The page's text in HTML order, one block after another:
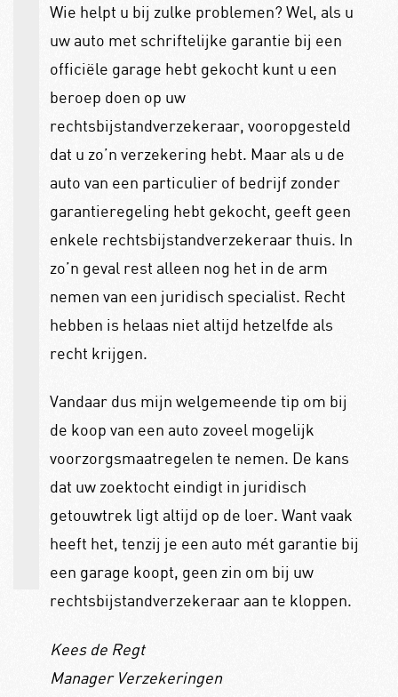
Wie helpt u bij zulke problemen? Wel, als u
uw auto met schriftelijke garantie bij een
officiële garage hebt gekocht kunt u een
beroep doen op uw
rechtsbijstandverzekeraar, vooropgesteld
dat u zo’n verzekering hebt. Maar als u de
auto van een particulier of bedrijf zonder
garantieregeling hebt gekocht, geeft geen
enkele rechtsbijstandverzekeraar thuis. In
zo’n geval rest alleen nog het in de arm
nemen van een juridisch specialist. Recht
hebben is helaas niet altijd hetzelfde als
recht krijgen.
Vandaar dus mijn welgemeende tip om bij
de koop van een auto zoveel mogelijk
voorzorgsmaatregelen te nemen. De kans
dat uw zoektocht eindigt in juridisch
getouwtrek ligt altijd op de loer. Want vaak
heeft het, tenzij je een auto mét garantie bij
een garage koopt, geen zin om bij uw
rechtsbijstandverzekeraar aan te kloppen.
Kees de Regt
Manager Verzekeringen